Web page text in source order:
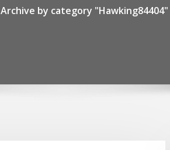
Archive by category "Hawking84404"